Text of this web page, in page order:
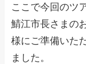
ここで今回のツ
鯖江市長さまの
様にご準備いた
ました。